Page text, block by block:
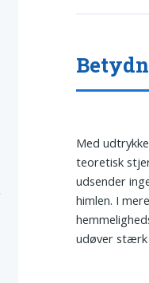
Med
teoretisk
udsender
himlen. I
udøver